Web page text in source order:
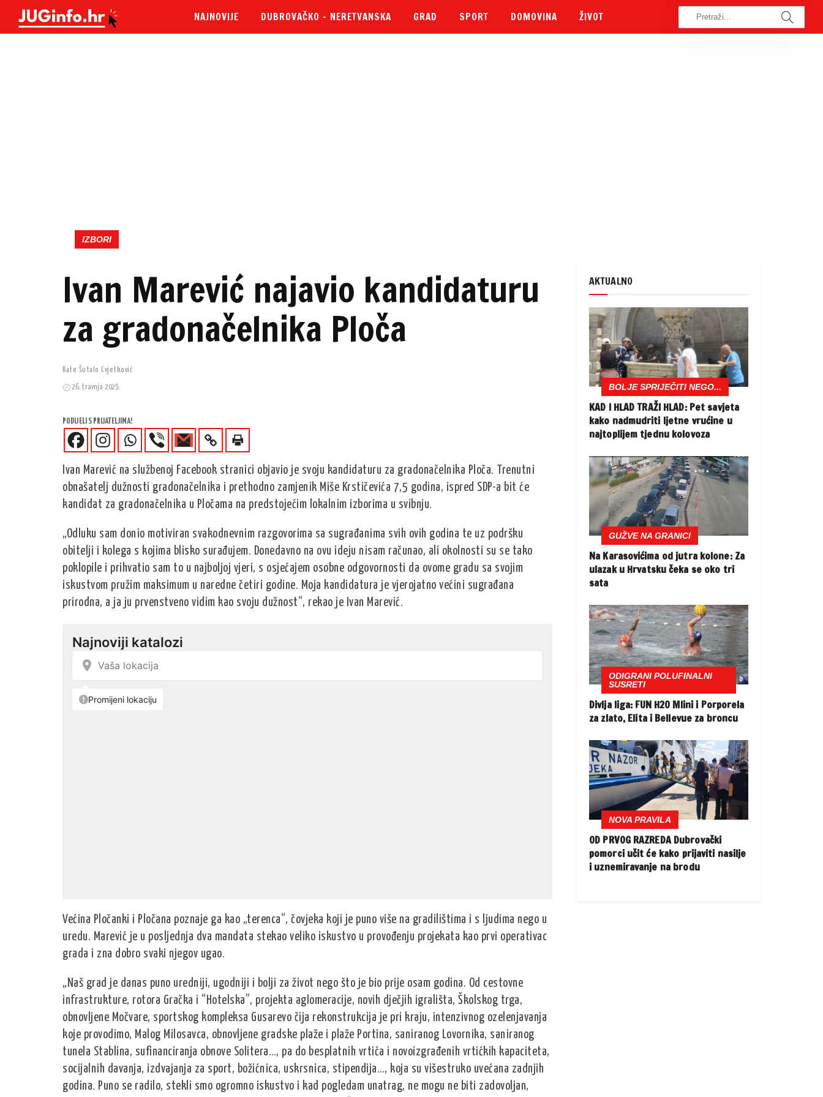
NAJNOVIJE DUBROVAČKO – NERETVANSKA GRAD SPORT DOMOVINA ŽIVOT
IZBORI
Ivan Marević najavio kandidaturu
za gradonačelnika Ploča
Kate Šutalo Cvjetković
26. travnja 2025.
PODIJELI S PRIJATELJIMA!
Ivan Marević na službenoj Facebook stranici objavio je svoju kandidaturu za gradonačelnika Ploča. Trenutni
obnašatelj dužnosti gradonačelnika i prethodno zamjenik Miše Krstičevića 7,5 godina, ispred SDP-a bit će
kandidat za gradonačelnika u Pločama na predstojećim lokalnim izborima u svibnju.
„Odluku sam donio motiviran svakodnevnim razgovorima sa sugrađanima svih ovih godina te uz podršku
obitelji i kolega s kojima blisko surađujem. Donedavno na ovu ideju nisam računao, ali okolnosti su se tako
poklopile i prihvatio sam to u najboljoj vjeri, s osjećajem osobne odgovornosti da ovome gradu sa svojim
iskustvom pružim maksimum u naredne četiri godine. Moja kandidatura je vjerojatno većini sugrađana
prirodna, a ja ju prvenstveno vidim kao svoju dužnost“, rekao je Ivan Marević.
Većina Pločanki i Pločana poznaje ga kao „terenca“, čovjeka koji je puno više na gradilištima i s ljudima nego u
uredu. Marević je u posljednja dva mandata stekao veliko iskustvo u provođenju projekata kao prvi operativac
grada i zna dobro svaki njegov ugao.
„Naš grad je danas puno uredniji, ugodniji i bolji za život nego što je bio prije osam godina. Od cestovne
infrastrukture, rotora Gračka i “Hotelska”, projekta aglomeracije, novih dječjih igrališta, Školskog trga,
obnovljene Močvare, sportskog kompleksa Gusarevo čija rekonstrukcija je pri kraju, intenzivnog ozelenjavanja
koje provodimo, Malog Milosavca, obnovljene gradske plaže i plaže Portina, saniranog Lovornika, saniranog
tunela Stablina, sufinanciranja obnove Solitera…, pa do besplatnih vrtića i novoizgrađenih vrtićkih kapaciteta,
socijalnih davanja, izdvajanja za sport, božićnica, uskrsnica, stipendija…, koja su višestruko uvećana zadnjih
godina. Puno se radilo, stekli smo ogromno iskustvo i kad pogledam unatrag, ne mogu ne biti zadovoljan,
AKTUALNO
BOLJE SPRIJEČITI NEGO...
KAD I HLAD TRAŽI HLAD: Pet savjeta
kako nadmudriti ljetne vrućine u
najtoplijem tjednu kolovoza
GUŽVE NA GRANICI
Na Karasovićima od jutra kolone: Za
ulazak u Hrvatsku čeka se oko tri
sata
ODIGRANI POLUFINALNI
SUSRETI
Divlja liga: FUN H2O Mlini i Porporela
za zlato, Elita i Bellevue za broncu
NOVA PRAVILA
OD PRVOG RAZREDA Dubrovački
pomorci učit će kako prijaviti nasilje
i uznemiravanje na brodu